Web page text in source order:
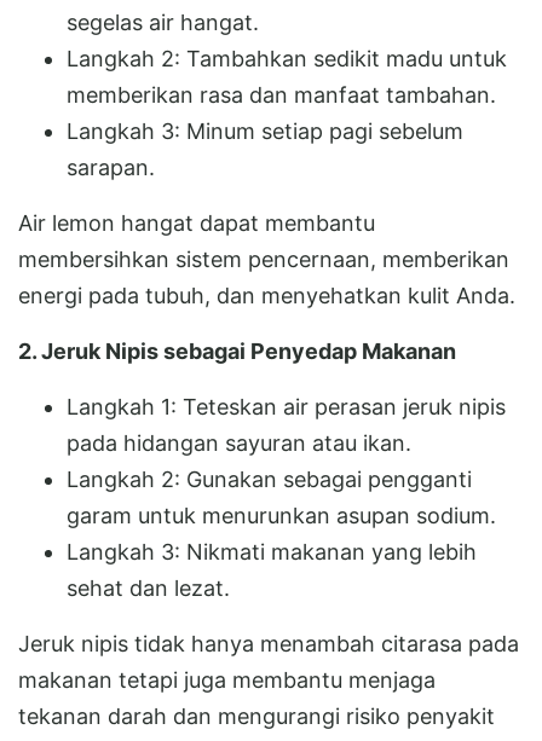
segelas air hangat.
Langkah 2: Tambahkan sedikit madu untuk
memberikan rasa dan manfaat tambahan.
Langkah 3: Minum setiap pagi sebelum
sarapan.
Air lemon hangat dapat membantu
membersihkan sistem pencernaan, memberikan
energi pada tubuh, dan menyehatkan kulit Anda.
2. Jeruk Nipis sebagai Penyedap Makanan
Langkah 1: Teteskan air perasan jeruk nipis
pada hidangan sayuran atau ikan.
Langkah 2: Gunakan sebagai pengganti
garam untuk menurunkan asupan sodium.
Langkah 3: Nikmati makanan yang lebih
sehat dan lezat.
Jeruk nipis tidak hanya menambah citarasa pada
makanan tetapi juga membantu menjaga
tekanan darah dan mengurangi risiko penyakit